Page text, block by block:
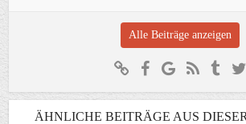
Alle Beiträge anzeigen
ÄHNLICHE BEITRÄGE AUS